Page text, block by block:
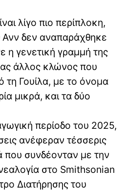
λίγο πιο περίπλοκη,
δεν αναπαράχθηκε
η γενετική γραμμή της
άλλος κλώνος που
τη Γουίλα, με το όνομα
μικρά, και τα δύο
περίοδο του 2025,
ανέφεραν τέσσερις
που συνδέονταν με την
στο Smithsonian
Διατήρησης του